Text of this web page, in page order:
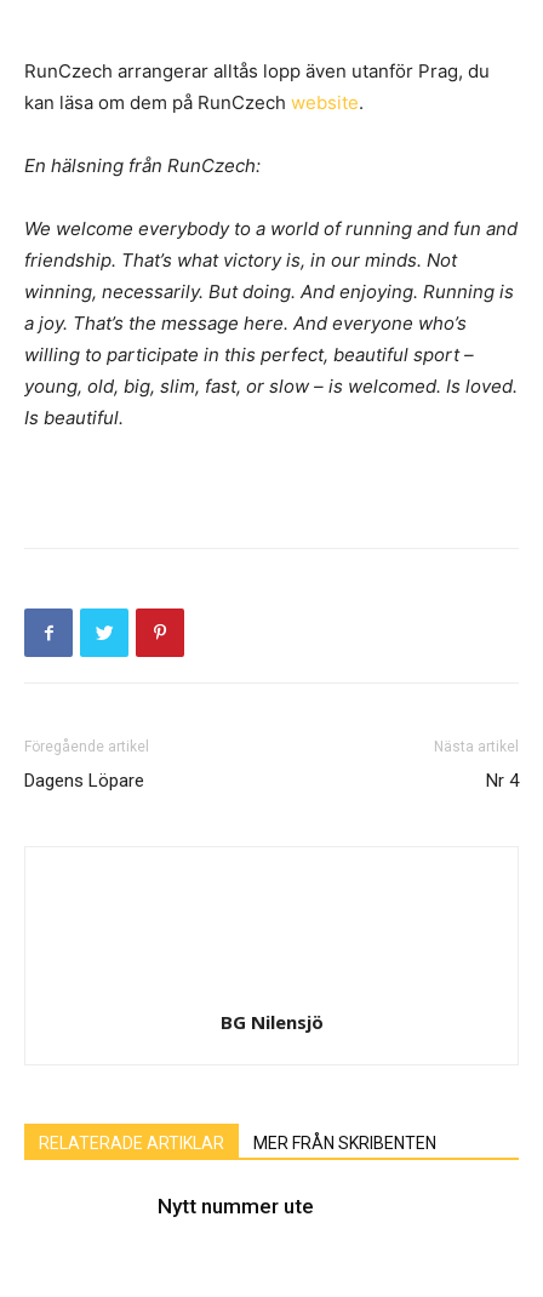
RunCzech arrangerar alltås lopp även utanför Prag, du
kan läsa om dem på RunCzech website.
En hälsning från RunCzech:
We welcome everybody to a world of running and fun and
friendship. That’s what victory is, in our minds. Not
winning, necessarily. But doing. And enjoying. Running is
a joy. That’s the message here. And everyone who’s
willing to participate in this perfect, beautiful sport –
young, old, big, slim, fast, or slow – is welcomed. Is loved.
Is beautiful.
Föregående artikel
Dagens Löpare
Nästa artikel
Nr 4
BG Nilensjö
RELATERADE ARTIKLAR MER FRÅN SKRIBENTEN
Nytt nummer ute